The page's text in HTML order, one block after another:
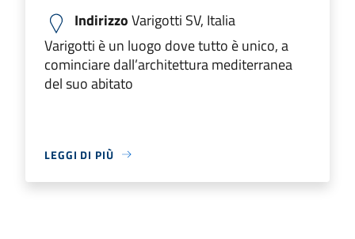
IndirizzoVarigotti SV, Italia
Varigotti è un luogo dove tutto è unico, a
cominciare dall’architettura mediterranea
del suo abitato
LEGGI DI PIÙ